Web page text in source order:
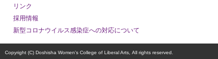
リンク
採用情報
新型コロナウイルス感染症への対応について
Copyright (C) Doshisha Women's College of Liberal Arts, All rights reserved.